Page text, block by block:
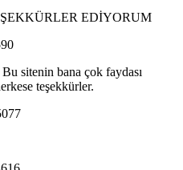
EDİYORUM
sitenin bana çok faydası
teşekkürler.